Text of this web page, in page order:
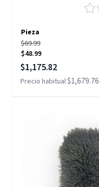
Pieza
$69.99
$48.99
Precio especial
$1,175.82
Precio habitual$1,679.76